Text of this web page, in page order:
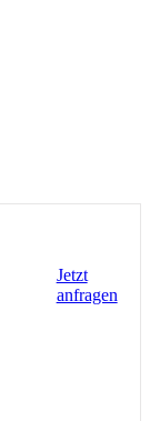
Jetzt
anfragen